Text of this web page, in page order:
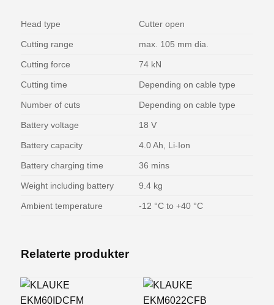
Head type Cutter open
Cutting range max. 105 mm dia.
Cutting force 74 kN
Cutting time Depending on cable type
Number of cuts Depending on cable type
Battery voltage 18 V
Battery capacity 4.0 Ah, Li-Ion
Battery charging time 36 mins
Weight including battery 9.4 kg
Ambient temperature -12 °C to +40 °C
Relaterte produkter